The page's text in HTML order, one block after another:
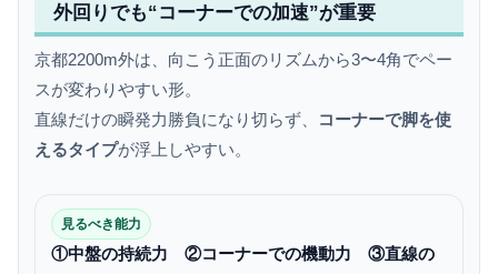
外回りでも“コーナーでの加速”が重要
京都2200m外は、向こう正面のリズムから3〜4角でペー
スが変わりやすい形。
直線だけの瞬発力勝負になり切らず、
コーナーで脚を使
えるタイプが浮上しやすい。
見るべき能力
①中盤の持続力 ②コーナーでの機動力
③直線の